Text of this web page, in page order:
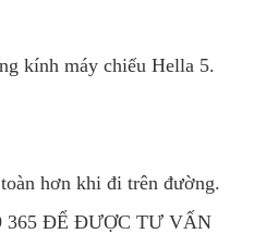
kính máy chiếu Hella 5.
hơn khi đi trên đường.
365 ĐỂ ĐƯỢC TƯ VẤN